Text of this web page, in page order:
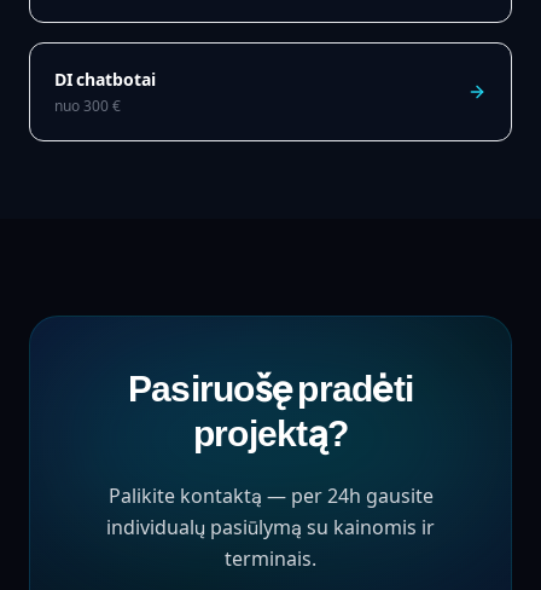
DI chatbotai
nuo300€
Pasiruošę pradėti
projektą?
Palikite kontaktą — per 24h gausite
individualų pasiūlymą su kainomis ir
terminais.